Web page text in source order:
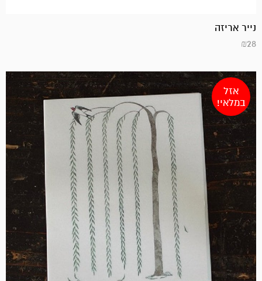
נייר אריזה
₪28
אזל
במלאי!